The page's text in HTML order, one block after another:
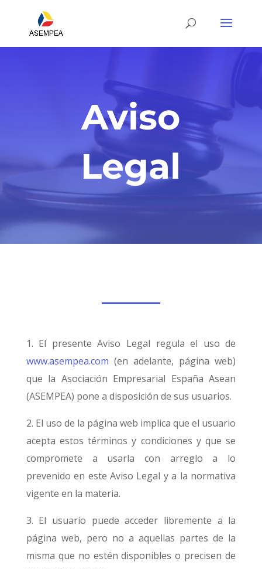
Aviso
Legal
1. El presente Aviso Legal regula el uso de
www.asempea.com (en adelante, página web)
que la Asociación Empresarial España Asean
(ASEMPEA) pone a disposición de sus usuarios.
2. El uso de la página web implica que el usuario
acepta estos términos y condiciones y que se
compromete a usarla con arreglo a lo
prevenido en este Aviso Legal y a la normativa
vigente en la materia.
3. El usuario puede acceder libremente a la
página web, pero no a aquellas partes de la
misma que no estén disponibles o precisen de